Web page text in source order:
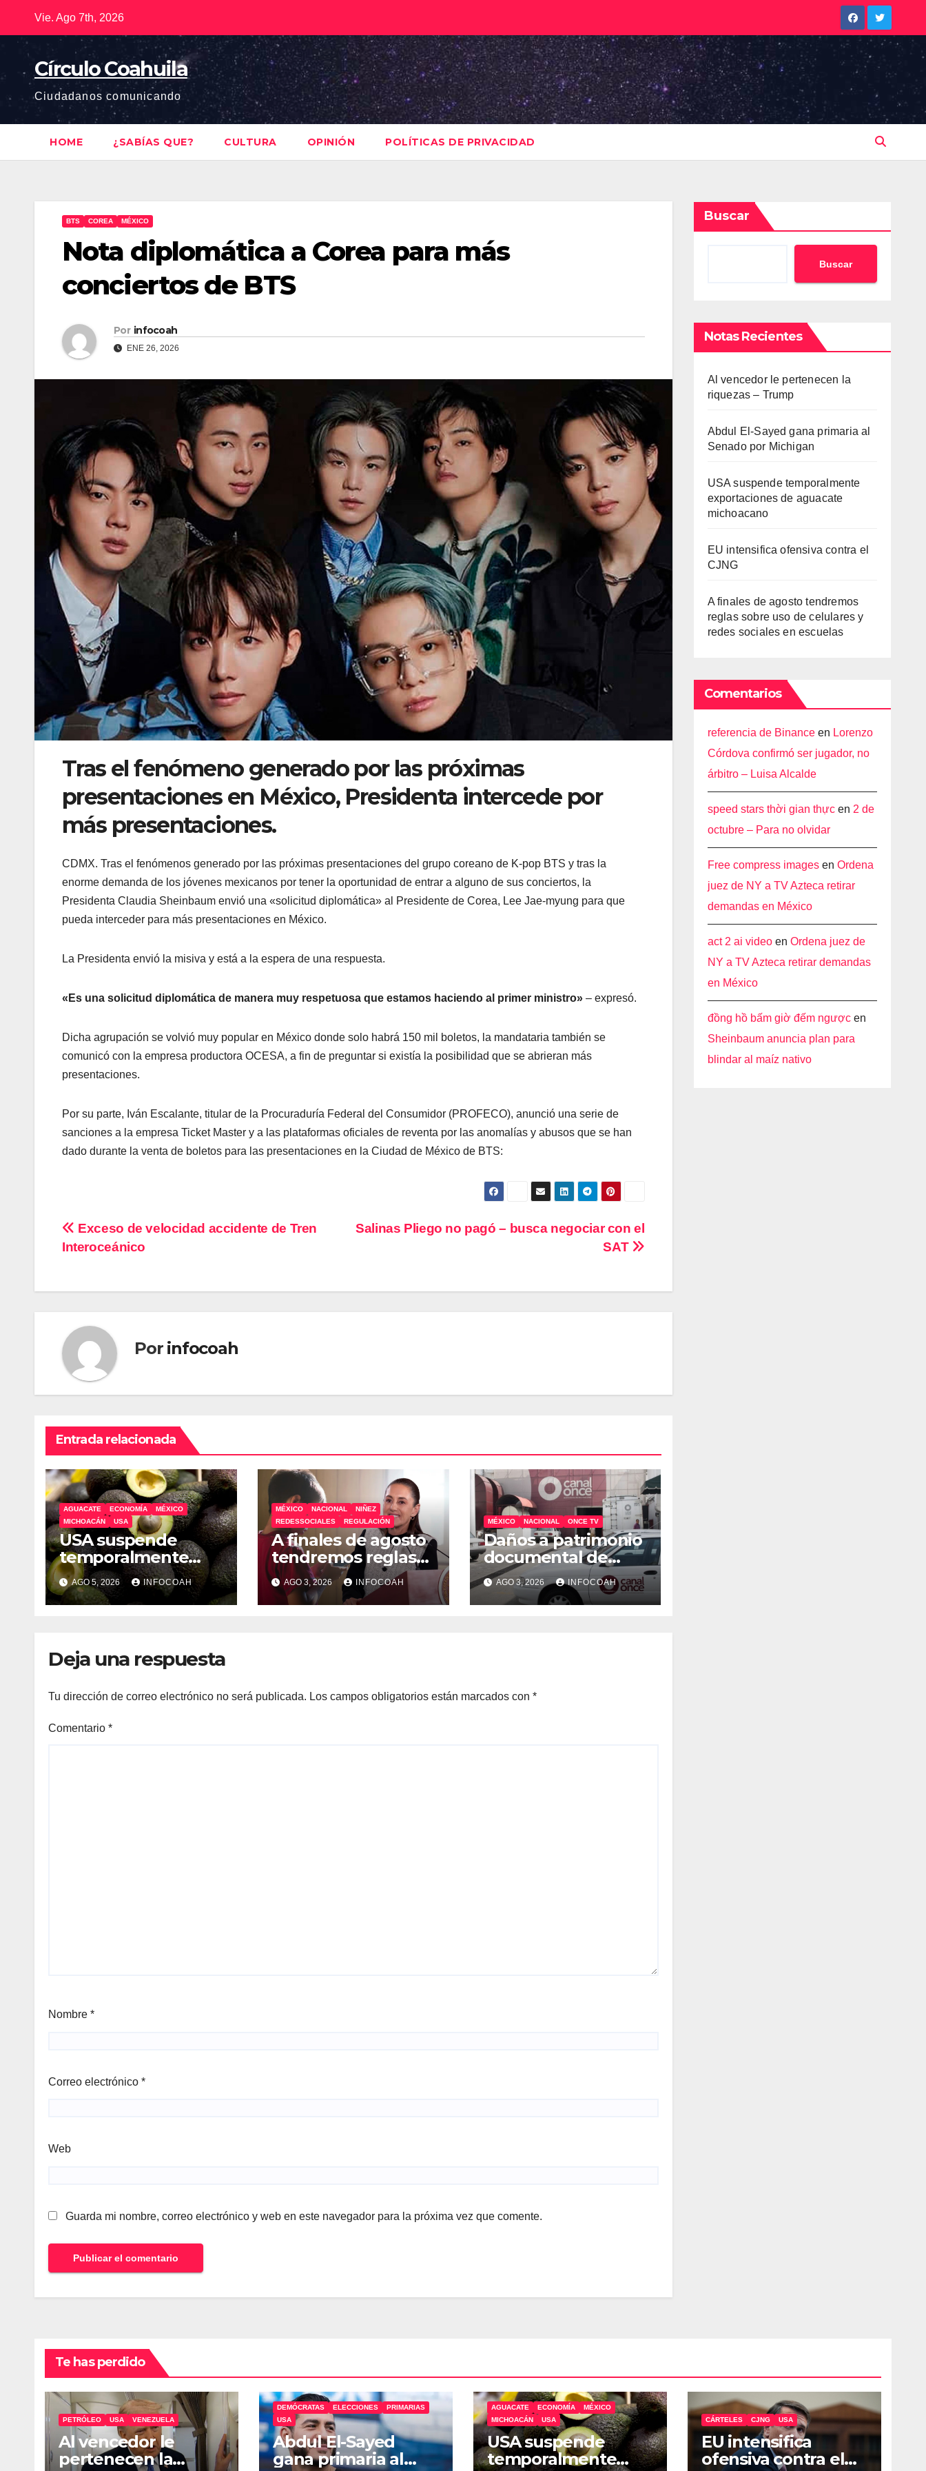
Vie. Ago 7th, 2026
Círculo Coahuila
Ciudadanos comunicando
HOME ¿SABÍAS QUE? CULTURA OPINIÓN POLÍTICAS DE PRIVACIDAD
BTS COREA MÉXICO
Nota diplomática a Corea para más
conciertos de BTS
Por infocoah
ENE 26, 2026
Tras el fenómeno generado por las próximas
presentaciones en México, Presidenta intercede por
más presentaciones.
CDMX. Tras el fenómenos generado por las próximas presentaciones del grupo coreano de K-pop BTS y tras la
enorme demanda de los jóvenes mexicanos por tener la oportunidad de entrar a alguno de sus conciertos, la
Presidenta Claudia Sheinbaum envió una «solicitud diplomática» al Presidente de Corea, Lee Jae-myung para que
pueda interceder para más presentaciones en México.
La Presidenta envió la misiva y está a la espera de una respuesta.
«Es una solicitud diplomática de manera muy respetuosa que estamos haciendo al primer ministro» – expresó.
Dicha agrupación se volvió muy popular en México donde solo habrá 150 mil boletos, la mandataria también se
comunicó con la empresa productora OCESA, a fin de preguntar si existía la posibilidad que se abrieran más
presentaciones.
Por su parte, Iván Escalante, titular de la Procuraduría Federal del Consumidor (PROFECO), anunció una serie de
sanciones a la empresa Ticket Master y a las plataformas oficiales de reventa por las anomalías y abusos que se han
dado durante la venta de boletos para las presentaciones en la Ciudad de México de BTS:
Navegación
entradas
Salinas Pliego no pagó – busca negociar con el
SAT
Exceso de velocidad accidente de Tren
Interoceánico
Por infocoah
Entrada relacionada
AGUACATE ECONOMÍA
MÉXICO
MICHOACÁN
USA
USA suspende
temporalmente
exportaciones de
aguacate
michoacano
AGO 5, 2026 INFOCOAH
MÉXICO NACIONAL
NIÑEZ
REDESSOCIALES
REGULACIÓN
A finales de agosto
tendremos reglas
sobre uso de
celulares y redes
sociales en escuelas
AGO 3, 2026 INFOCOAH
MÉXICO NACIONAL ONCE TV
Daños a patrimonio
documental de
Canal Once tras
ocupación de
instalaciones
AGO 3, 2026 INFOCOAH
Deja una respuesta
Tu dirección de correo electrónico no será publicada. Los campos obligatorios están marcados con *
Comentario *
Nombre *
Correo electrónico *
Web
Guarda mi nombre, correo electrónico y web en este navegador para la próxima vez que comente.
Buscar
Buscar
Notas Recientes
Al vencedor le pertenecen la
riquezas – Trump
Abdul El-Sayed gana primaria al
Senado por Michigan
USA suspende temporalmente
exportaciones de aguacate
michoacano
EU intensifica ofensiva contra el
CJNG
A finales de agosto tendremos
reglas sobre uso de celulares y
redes sociales en escuelas
Comentarios
referencia de Binanceen Lorenzo
Córdova confirmó ser jugador, no
árbitro – Luisa Alcalde
speed stars thời gian thựcen 2 de
octubre – Para no olvidar
Free compress imagesen Ordena
juez de NY a TV Azteca retirar
demandas en México
act 2 ai videoen Ordena juez de
NY a TV Azteca retirar demandas
en México
đồng hồ bấm giờ đếm ngượcen
Sheinbaum anuncia plan para
blindar al maíz nativo
Te has perdido
PETRÓLEO USA VENEZUELA
Al vencedor le
pertenecen la
DEMÓCRATAS ELECCIONES
PRIMARIAS
USA
Abdul El-Sayed
gana primaria al
AGUACATE ECONOMÍA
MÉXICO
MICHOACÁN
USA
USA suspende
temporalmente
CÁRTELES CJNG USA
EU intensifica
ofensiva contra el